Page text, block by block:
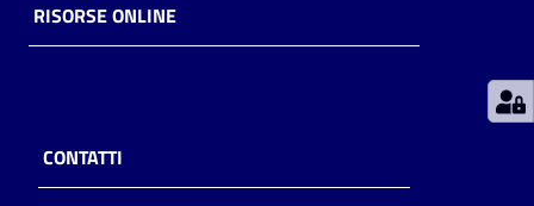
Decentrate
RISORSE ONLINE
CONTATTI